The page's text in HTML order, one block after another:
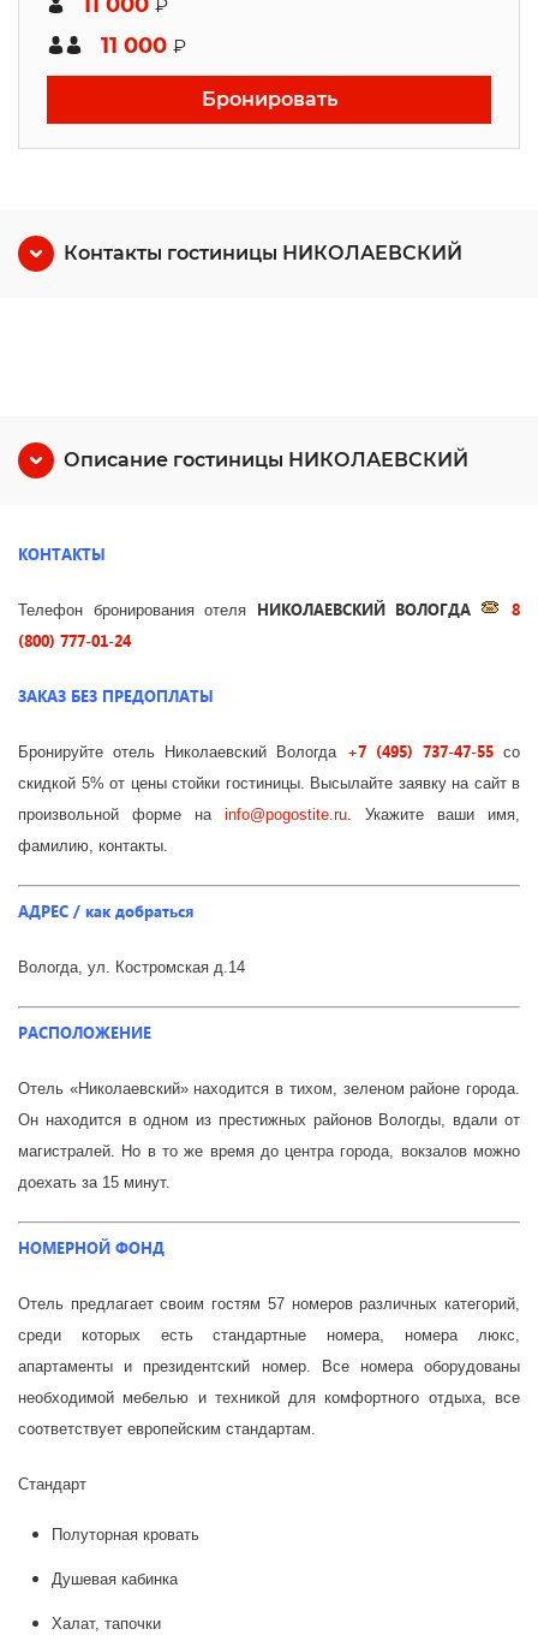
₽
11 000 ₽
Бронировать
Контакты гостиницы НИКОЛАЕВСКИЙ
Описание гостиницы НИКОЛАЕВСКИЙ
КОНТАКТЫ
Телефон бронирования отеля НИКОЛАЕВСКИЙ ВОЛОГДА
8
(800) 777-01-24
ЗАКАЗ БЕЗ ПРЕДОПЛАТЫ
Бронируйте отель Николаевский Вологда +7 (495) 737-47-55 со
скидкой 5% от цены стойки гостиницы. Высылайте заявку на сайт в
произвольной форме на info@pogostite.ru. Укажите ваши имя,
фамилию, контакты.
АДРЕС / как добраться
Вологда, ул. Костромская д.14
РАСПОЛОЖЕНИЕ
Отель «Николаевский» находится в тихом, зеленом районе города.
Он находится в одном из престижных районов Вологды, вдали от
магистралей. Но в то же время до центра города, вокзалов можно
доехать за 15 минут.
НОМЕРНОЙ ФОНД
Отель предлагает своим гостям 57 номеров различных категорий,
среди которых есть стандартные номера, номера люкс,
апартаменты и президентский номер. Все номера оборудованы
необходимой мебелью и техникой для комфортного отдыха, все
соответствует европейским стандартам.
Стандарт
Полуторная кровать
Душевая кабинка
Халат, тапочки